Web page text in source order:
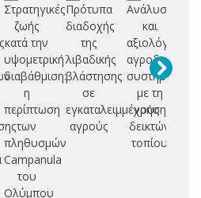
Στρατηγικές
ζωής
κατά την
υψομετρική
διαβάθμιση:
η
περίπτωση
των
πληθυσμών
Campanula
του
Ολύμπου
Πρότυπα
διαδοχής
της
λιβαδικής
βλάστησης
σε
εγκαταλειμμένους
αγρούς
Ανάλυση
και
αξιολόγηση
αγροδασικών
συστημάτων
με τη
χρήση
δεικτών
τοπίου